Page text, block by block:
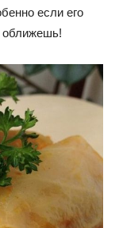
если его